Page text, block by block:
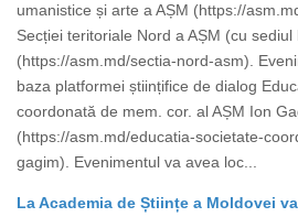
umanistice și arte a AȘM (https://
Secției teritoriale Nord a AȘM (cu sediul
(https://asm.md/sectia-nord-asm).
baza platformei științifice de dialog
coordonată de mem. cor. al AȘM Ion
(https://asm.md/educatia-societate-
gagim). Evenimentul va avea loc...
La Academia de Științe a Moldovei